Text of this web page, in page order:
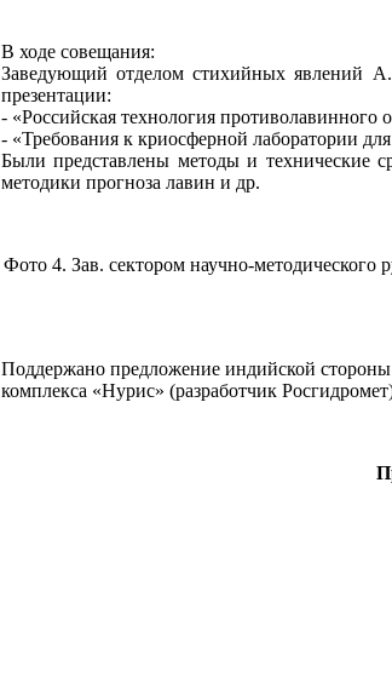
В ходе совещания:
Заведующий отделом стихийных явлений
презентации:
- «Российская технология противолавинного
- «Требования к криосферной лаборатории
Были представлены методы и технические
методики прогноза лавин и др.
Фото 4. Зав. сектором научно-
Поддержано предложение индийской стороны
комплекса «Нурис» (разработчик